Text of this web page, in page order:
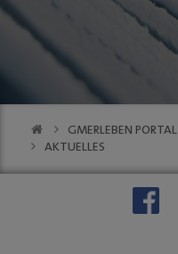
GM |
GMERLEBEN PORTAL
AKTUELLES